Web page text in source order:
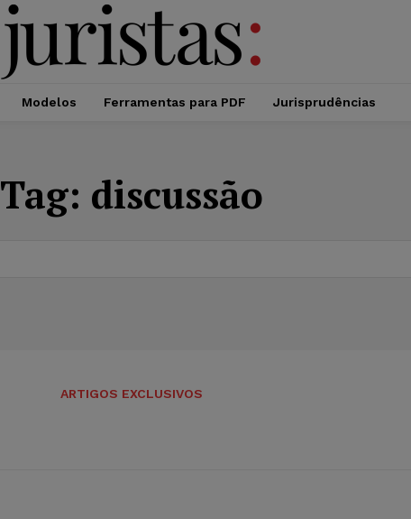
Modelos Ferramentas para PDF Jurisprudências
Tag: discussão
ARTIGOS EXCLUSIVOS